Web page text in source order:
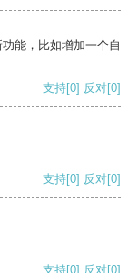
能，比如增加一个自
支持[0] 反对[0]
支持[0] 反对[0]
支持[0] 反对[0]